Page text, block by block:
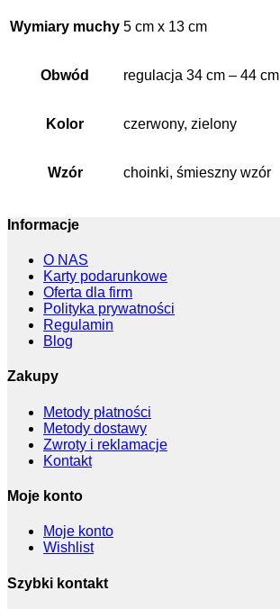
Wymiary muchy 5 cm x 13 cm
Obwód regulacja 34 cm – 44 cm
Kolor czerwony, zielony
Wzór choinki, śmieszny wzór
Informacje
O NAS
Karty podarunkowe
Oferta dla firm
Polityka prywatności
Regulamin
Blog
Zakupy
Metody płatności
Metody dostawy
Zwroty i reklamacje
Kontakt
Moje konto
Moje konto
Wishlist
Szybki kontakt